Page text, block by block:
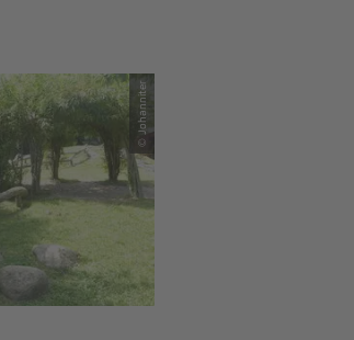
© Johanniter